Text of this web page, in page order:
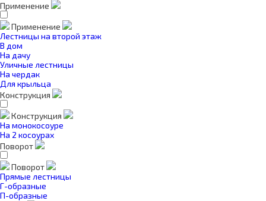
Применение
Применение
Лестницы на второй этаж
В дом
На дачу
Уличные лестницы
На чердак
Для крыльца
Конструкция
Конструкция
На монокосоуре
На 2 косоурах
Поворот
Поворот
Прямые лестницы
Г-образные
П-образные